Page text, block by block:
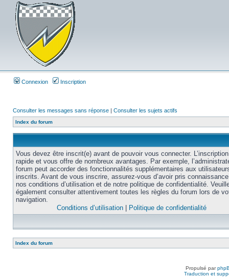
Connexion Inscription
Consulter les messages sans réponse | Consulter les sujets actifs
Index du forum
Vous devez être inscrit(e) avant de pouvoir vous connecter.
rapide et vous offre de nombreux avantages. Par exemple,
forum peut accorder des fonctionnalités supplémentaires aux
inscrits. Avant de vous inscrire, assurez-vous d’avoir pris
nos conditions d’utilisation et de notre politique de confidentialité.
également consulter attentivement toutes les règles du forum lors de
navigation.
Conditions d’utilisation
Politique de confidentialité
Index du forum
Propulsé par
Traduction et